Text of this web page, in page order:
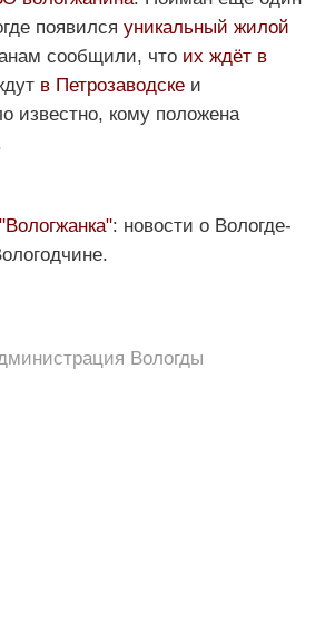
появился уникальный жилой
сообщили, что их ждёт в
в Петрозаводске и
известно, кому положена
"Вологжанка": новости о Вологде-
Вологды